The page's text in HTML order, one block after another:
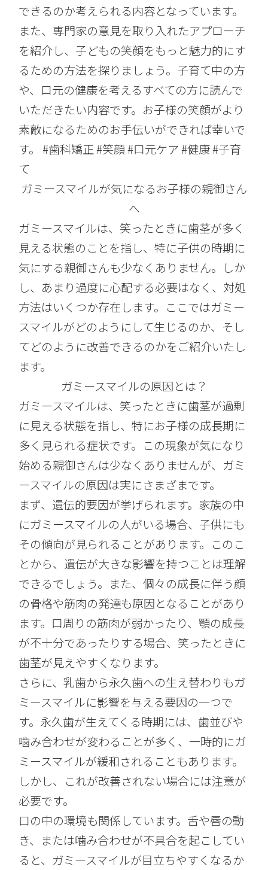
できるのか考えられる内容となっています。
また、専門家の意見を取り入れたアプローチ
を紹介し、子どもの笑顔をもっと魅力的にす
るための方法を探りましょう。子育て中の方
や、口元の健康を考えるすべての方に読んで
いただきたい内容です。お子様の笑顔がより
素敵になるためのお手伝いができれば幸いで
す。 #歯科矯正 #笑顔 #口元ケア #健康 #子育
て
ガミースマイルが気になるお子様の親御さん
へ
ガミースマイルは、笑ったときに歯茎が多く
見える状態のことを指し、特に子供の時期に
気にする親御さんも少なくありません。しか
し、あまり過度に心配する必要はなく、対処
方法はいくつか存在します。ここではガミー
スマイルがどのようにして生じるのか、そし
てどのように改善できるのかをご紹介いたし
ます。
ガミースマイルの原因とは？
ガミースマイルは、笑ったときに歯茎が過剰
に見える状態を指し、特にお子様の成長期に
多く見られる症状です。この現象が気になり
始める親御さんは少なくありませんが、ガミ
ースマイルの原因は実にさまざまです。
まず、遺伝的要因が挙げられます。家族の中
にガミースマイルの人がいる場合、子供にも
その傾向が見られることがあります。このこ
とから、遺伝が大きな影響を持つことは理解
できるでしょう。また、個々の成長に伴う顔
の骨格や筋肉の発達も原因となることがあり
ます。口周りの筋肉が弱かったり、顎の成長
が不十分であったりする場合、笑ったときに
歯茎が見えやすくなります。
さらに、乳歯から永久歯への生え替わりもガ
ミースマイルに影響を与える要因の一つで
す。永久歯が生えてくる時期には、歯並びや
噛み合わせが変わることが多く、一時的にガ
ミースマイルが緩和されることもあります。
しかし、これが改善されない場合には注意が
必要です。
口の中の環境も関係しています。舌や唇の動
き、または噛み合わせが不具合を起こしてい
ると、ガミースマイルが目立ちやすくなるか